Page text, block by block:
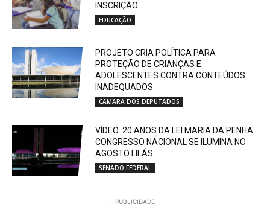
INSCRIÇÃO
EDUCAÇÃO
PROJETO CRIA POLÍTICA PARA
PROTEÇÃO DE CRIANÇAS E
ADOLESCENTES CONTRA CONTEÚDOS
INADEQUADOS
CÂMARA DOS DEPUTADOS
VÍDEO: 20 ANOS DA LEI MARIA DA PENHA:
CONGRESSO NACIONAL SE ILUMINA NO
AGOSTO LILÁS
SENADO FEDERAL
- PUBLICIDADE -